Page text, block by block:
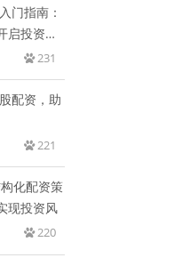
门指南：
启投资之
231
配资，助
221
化配资策
现投资风
220